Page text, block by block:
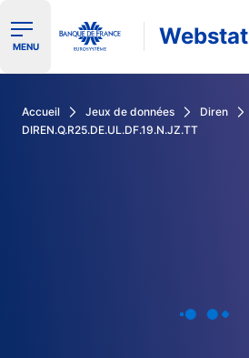
Ouvrir le menu de navigation
MENU Webstat
Accueil Jeux de données
Diren
DIREN.Q.R25.DE.UL.DF.19.N.JZ.TT